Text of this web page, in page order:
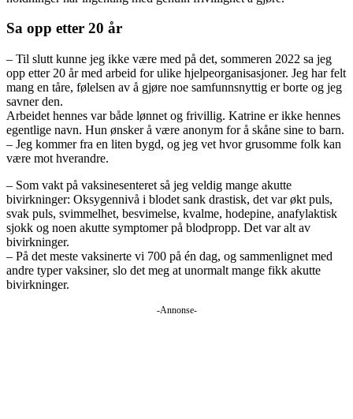
Sa opp etter 20 år
– Til slutt kunne jeg ikke være med på det, sommeren 2022 sa jeg
opp etter 20 år med arbeid for ulike hjelpeorganisasjoner. Jeg har felt
mang en tåre, følelsen av å gjøre noe samfunnsnyttig er borte og jeg
savner den.
Arbeidet hennes var både lønnet og frivillig. Katrine er ikke hennes
egentlige navn. Hun ønsker å være anonym for å skåne sine to barn.
– Jeg kommer fra en liten bygd, og jeg vet hvor grusomme folk kan
være mot hverandre.
– Som vakt på vaksinesenteret så jeg veldig mange akutte
bivirkninger: Oksygennivå i blodet sank drastisk, det var økt puls,
svak puls, svimmelhet, besvimelse, kvalme, hodepine, anafylaktisk
sjokk og noen akutte symptomer på blodpropp. Det var alt av
bivirkninger.
– På det meste vaksinerte vi 700 på én dag, og sammenlignet med
andre typer vaksiner, slo det meg at unormalt mange fikk akutte
bivirkninger.
-Annonse-